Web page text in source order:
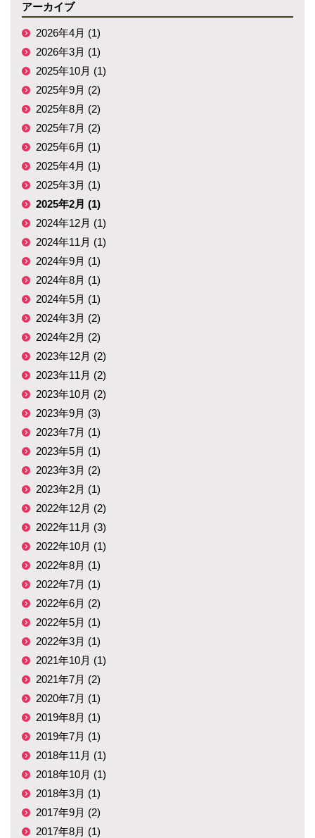
アーカイブ
2026年4月 (1)
2026年3月 (1)
2025年10月 (1)
2025年9月 (2)
2025年8月 (2)
2025年7月 (2)
2025年6月 (1)
2025年4月 (1)
2025年3月 (1)
2025年2月 (1)
2024年12月 (1)
2024年11月 (1)
2024年9月 (1)
2024年8月 (1)
2024年5月 (1)
2024年3月 (2)
2024年2月 (2)
2023年12月 (2)
2023年11月 (2)
2023年10月 (2)
2023年9月 (3)
2023年7月 (1)
2023年5月 (1)
2023年3月 (2)
2023年2月 (1)
2022年12月 (2)
2022年11月 (3)
2022年10月 (1)
2022年8月 (1)
2022年7月 (1)
2022年6月 (2)
2022年5月 (1)
2022年3月 (1)
2021年10月 (1)
2021年7月 (2)
2020年7月 (1)
2019年8月 (1)
2019年7月 (1)
2018年11月 (1)
2018年10月 (1)
2018年3月 (1)
2017年9月 (2)
2017年8月 (1)